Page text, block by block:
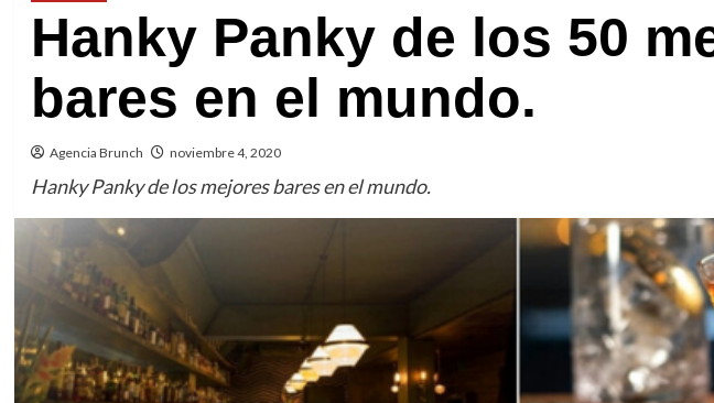
Hanky Panky de los 50
bares en el mundo.
Agencia Brunch noviembre 4, 2020
Hanky Panky de los mejores bares en el mundo.